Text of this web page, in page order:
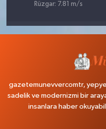
Rüzgar: 7.81 m/s
gazetemunevvercomtr,
sadelik ve modernizmi bir
insanlara haber